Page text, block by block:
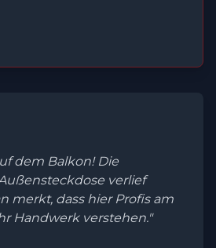
dem Balkon! Die
verlief
merkt, dass hier Profis am
Handwerk verstehen."